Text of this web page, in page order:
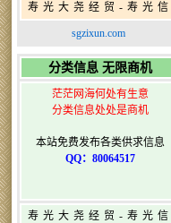
寿光大尧经贸-寿光信
息网-免费信息发布网-
sgzixun.com
分类信息 无限商机
茫茫网海何处有生意
分类信息处处是商机
本站免费发布各类供求信息
QQ：80064517
寿光大尧经贸-寿光信